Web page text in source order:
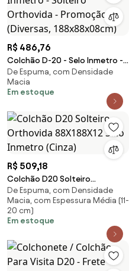
R$ 486,76
Colchão D-20 - Selo Inmetro -
Solteiro Orthovida - Promoção
(Diversas, 188x88x08cm)
De Espuma, com Densidade
Macia
Em estoque
R$ 509,18
Colchão D20 Solteiro
Orthovida 88X188X12 Selo
Inmetro (Cinza)
De Espuma, com Densidade
Macia, com Espessura Média (11-
20 cm)
Em estoque